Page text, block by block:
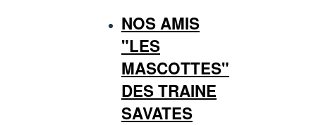
NOS AMIS
"LES
MASCOTTES"
DES TRAINE
SAVATES